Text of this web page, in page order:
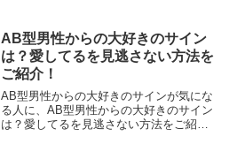
いますので、ぜひ記事をみて神からのお
告げを読み解いてくださいね！
AB型男性からの大好きのサイン
は？愛してるを見逃さない方法を
ご紹介！
AB型男性からの大好きのサインが気にな
る人に、AB型男性からの大好きのサイン
は？愛してるを見逃さない方法をご紹